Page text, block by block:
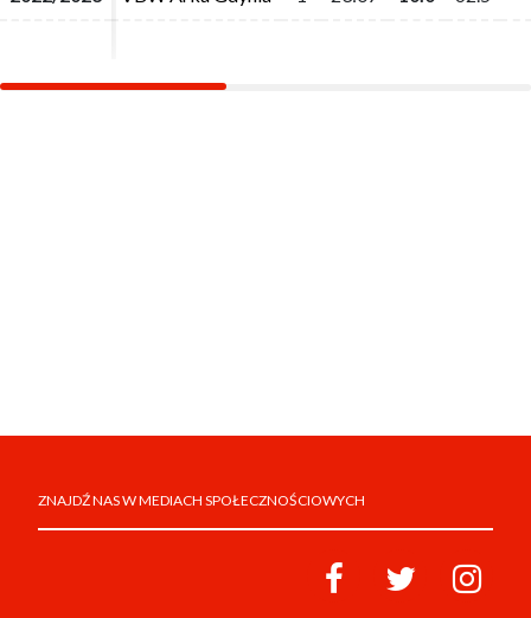
ZNAJDŹ NAS W MEDIACH SPOŁECZNOŚCIOWYCH